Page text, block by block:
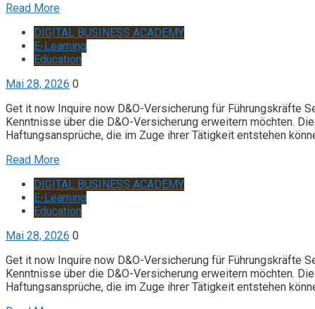
Read More
DIGITAL BUSINESS ACADEMY
E-Learning
Education
Mai 28, 2026 0
Get it now Inquire now D&O-Versicherung für Führungskräfte
Kenntnisse über die D&O-Versicherung erweitern möchten.
Haftungsansprüche, die im Zuge ihrer Tätigkeit entstehen
Read More
DIGITAL BUSINESS ACADEMY
E-Learning
Education
Mai 28, 2026 0
Get it now Inquire now D&O-Versicherung für Führungskräfte
Kenntnisse über die D&O-Versicherung erweitern möchten.
Haftungsansprüche, die im Zuge ihrer Tätigkeit entstehen